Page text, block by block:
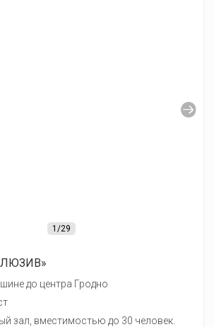
1/29
до центра Гродно
зал, вместимостью до 30 человек.